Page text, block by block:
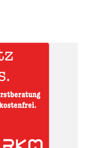
System
GmbH & Co. KG